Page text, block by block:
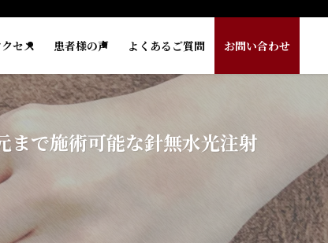
セス 患者様の声 よくあるご質問 お問い合わせ
まで施術可能な針無水光注射